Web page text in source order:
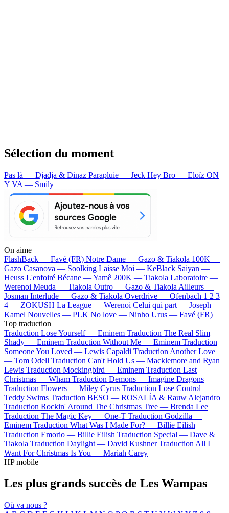
Sélection du moment
Pas là — Djadja & Dinaz Parapluie — Jeck Hey Bro — Eloïz ON
Y VA — Smily
On aime
FlashBack — Favé (FR) Notre Dame — Gazo & Tiakola 100K —
Gazo Casanova — Soolking Laisse Moi — KeBlack Saiyan —
Heuss L'enfoiré Bécane —Yamê 200K — Tiakola Laboratoire —
Werenoi Meuda — Tiakola Outro — Gazo & Tiakola Ailleurs —
Josman Interlude — Gazo & Tiakola Overdrive — Ofenbach 1 2 3
4 — ZOKUSH La League — Werenoi Celui qui part — Joseph
Kamel Nouvelles — PLK No love — Ninho Urus — Favé (FR)
Top traduction
Traduction Lose Yourself — Eminem Traduction The Real Slim
Shady — Eminem Traduction Without Me — Eminem Traduction
Someone You Loved — Lewis Capaldi Traduction Another Love
— Tom Odell Traduction Can't Hold Us — Macklemore and Ryan
Lewis Traduction Mockingbird — Eminem Traduction Last
Christmas — Wham Traduction Demons — Imagine Dragons
Traduction Flowers — Miley Cyrus Traduction Lose Control —
Teddy Swims Traduction BESO — ROSALÍA & Rauw Alejandro
Traduction Rockin' Around The Christmas Tree — Brenda Lee
Traduction The Magic Key — One-T Traduction Godzilla —
Eminem Traduction What Was I Made For? — Billie Eilish
Traduction Emorio — Billie Eilish Traduction Special — Dave &
Tiakola Traduction Daylight — David Kushner Traduction All I
Want For Christmas Is You — Mariah Carey
HP mobile
Les plus grands succès de Les Wampas
Où va nous ?